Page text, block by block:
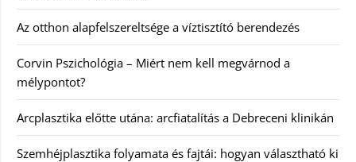
Az otthon alapfelszereltsége a víztisztító berendezés
Corvin Pszichológia – Miért nem kell megvárnod a
mélypontot?
Arcplasztika előtte utána: arcfiatalítás a Debreceni klinikán
Szemhéjplasztika folyamata és fajtái: hogyan választható ki